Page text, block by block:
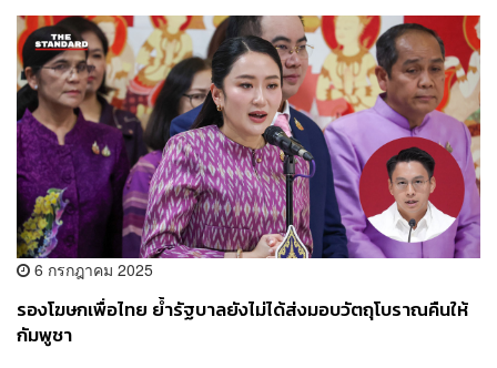
6 กรกฎาคม 2025
รองโฆษกเพื่อไทย ย้ำรัฐบาลยังไม่ได้ส่งมอบวัตถุโบราณคืนให้
กัมพูชา